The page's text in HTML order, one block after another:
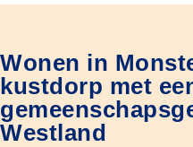
Wonen in
kustdorp met
Westland